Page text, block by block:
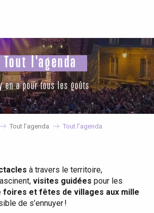
Tout l'agenda
en a pour tous les goûts
Tout l’agenda Tout l’agenda
à travers le territoire,
visites guidées pour les
foires et fêtes de villages aux mille
de s’ennuyer !